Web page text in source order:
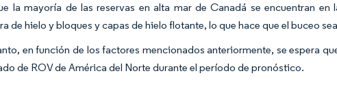
la mayoría de las reservas en alta mar de Canadá se encuentran
de hielo y bloques y capas de hielo flotante, lo que hace que el buceo
en función de los factores mencionados anteriormente, se espera
de ROV de América del Norte durante el período de pronóstico.